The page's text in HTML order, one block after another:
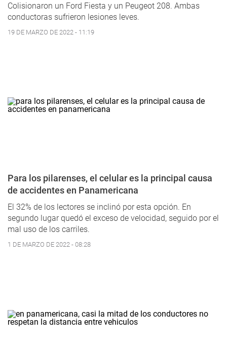
Colisionaron un Ford Fiesta y un Peugeot 208. Ambas
conductoras sufrieron lesiones leves.
19 DE MARZO DE 2022 - 11:19
Para los pilarenses, el celular es la principal causa
de accidentes en Panamericana
El 32% de los lectores se inclinó por esta opción. En
segundo lugar quedó el exceso de velocidad, seguido por el
mal uso de los carriles.
1 DE MARZO DE 2022 - 08:28